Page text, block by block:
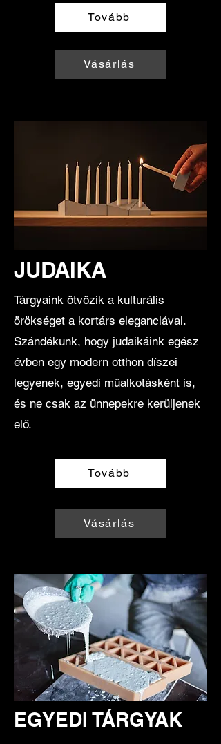
Tovább
Vásárlás
JUDAIKA
Tárgyaink ötvözik a kulturális
örökséget a kortárs eleganciával.
Szándékunk, hogy judaikáink egész
évben egy modern otthon díszei
legyenek, egyedi műalkotásként is,
és ne csak az ünnepekre kerüljenek
elő.
Tovább
Vásárlás
EGYEDI TÁRGYAK